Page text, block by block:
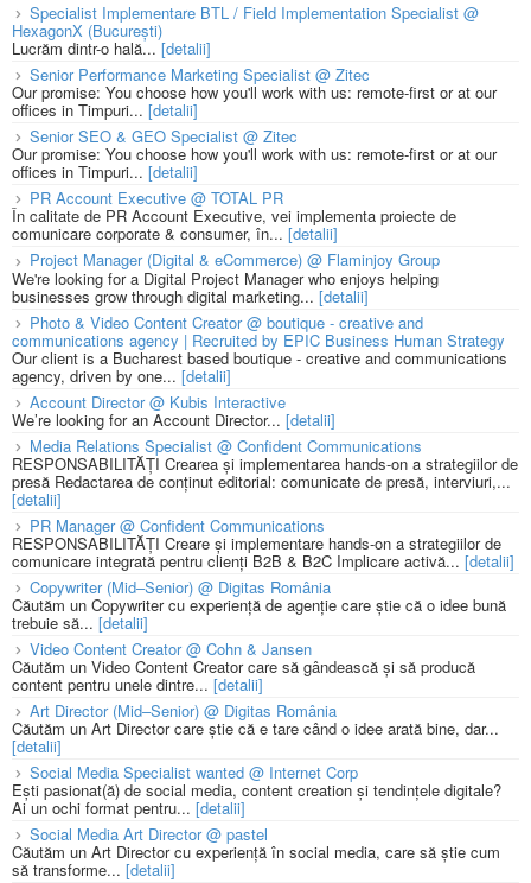
Specialist Implementare BTL / Field Implementation Specialist @
HexagonX (București)
Lucrăm dintr-o hală...[detalii]
Senior Performance Marketing Specialist @ Zitec
Our promise: You choose how you'll work with us: remote-first or at our
offices in Timpuri... [detalii]
Senior SEO & GEO Specialist @ Zitec
Our promise: You choose how you'll work with us: remote-first or at our
offices in Timpuri... [detalii]
PR Account Executive @ TOTAL PR
În calitate de PR Account Executive, vei implementa proiecte de
comunicare corporate & consumer, în... [detalii]
Project Manager (Digital & eCommerce) @ Flaminjoy Group
We're looking for a Digital Project Manager who enjoys helping
businesses grow through digital marketing... [detalii]
Photo & Video Content Creator @ boutique - creative and
communications agency | Recruited by EPIC Business Human Strategy
Our client is a Bucharest based boutique - creative and communications
agency, driven by one... [detalii]
Account Director @ Kubis Interactive
We’re looking for an Account Director... [detalii]
Media Relations Specialist @ Confident Communications
RESPONSABILITĂȚI Crearea și implementarea hands-on a strategiilor de
presă Redactarea de conținut editorial: comunicate de presă, interviuri,...
[detalii]
PR Manager @ Confident Communications
RESPONSABILITĂȚI Creare și implementare hands-on a strategiilor de
comunicare integrată pentru clienți B2B & B2C Implicare activă... [detalii]
Copywriter (Mid–Senior) @ Digitas România
Căutăm un Copywriter cu experiență de agenție care știe că o idee bună
trebuie să... [detalii]
Video Content Creator @ Cohn & Jansen
Căutăm un Video Content Creator care să gândească și să producă
content pentru unele dintre... [detalii]
Art Director (Mid–Senior) @ Digitas România
Căutăm un Art Director care știe că e tare când o idee arată bine, dar...
[detalii]
Social Media Specialist wanted @ Internet Corp
Ești pasionat(ă) de social media, content creation și tendințele digitale?
Ai un ochi format pentru... [detalii]
Social Media Art Director @ pastel
Căutăm un Art Director cu experiență în social media, care să știe cum
să transforme... [detalii]